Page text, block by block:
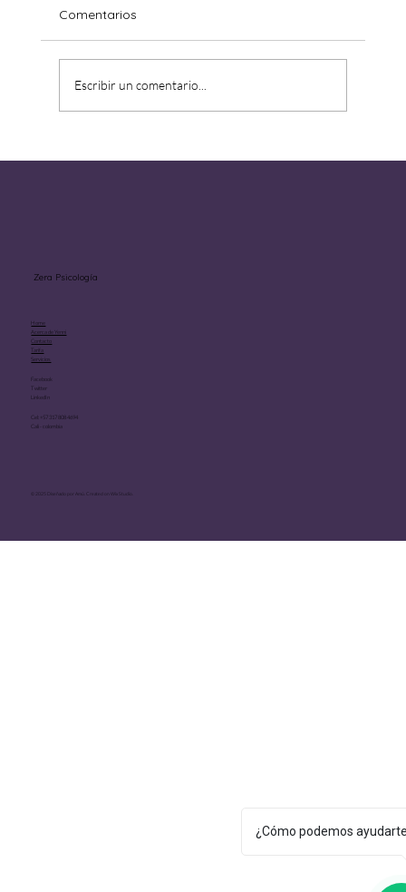
Comentarios
Escribir un comentario...
Zera Psicología
Cel: +57 317 808 4694
Cali - colombia
Home
Acerca de Yenni
Contacto
Tarifa
Servicios
Facebook
Twitter
LinkedIn
© 2025 Diseñado por Amú. Created on Wix Studio.
¿Cómo podemos